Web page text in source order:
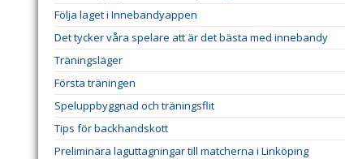
Följa laget i Innebandyappen
Det tycker våra spelare att är det bästa med innebandy
Träningsläger
Första träningen
Speluppbyggnad och träningsflit
Tips för backhandskott
Preliminära laguttagningar till matcherna i Linköping